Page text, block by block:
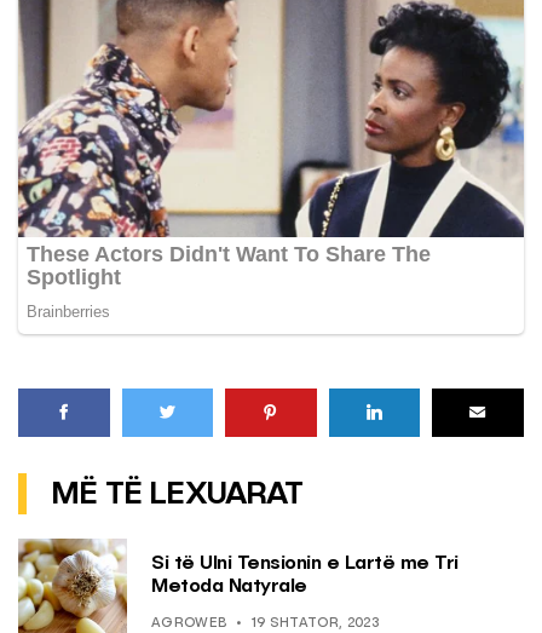
MË TË LEXUARAT
Si të Ulni Tensionin e Lartë me Tri
Metoda Natyrale
AGROWEB 19 SHTATOR, 2023